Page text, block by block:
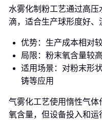
水雾化制粉工艺通过高
滴，适合生产球形度好、
优势：生产成本相对
局限：粉末氧含量较
适用场景：对粉末形
铸等应用
气雾化工艺使用惰性气
氧含量，但设备投入和运